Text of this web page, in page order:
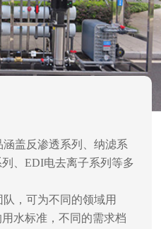
盖反渗透系列、纳滤系
、EDI电去离子系列等多
，可为不同的领域用
水标准，不同的需求档